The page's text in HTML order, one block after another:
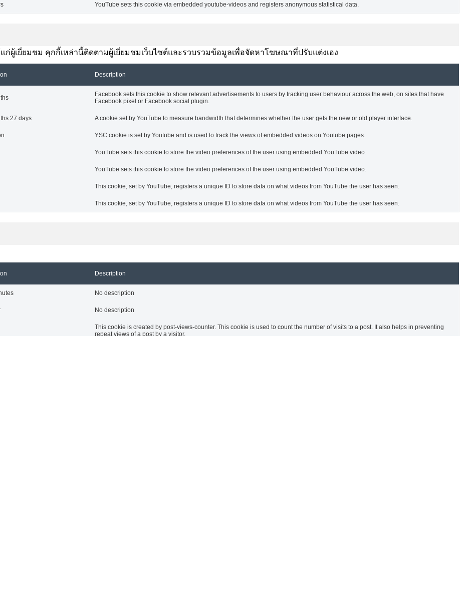
YouTube sets this cookie via embedded youtube-videos and registers anonymous statistical data.
ผู้เยี่ยมชม คุกกี้เหล่านี้ติดตามผู้เยี่ยมชมเว็บไซต์และรวบรวมข้อมูลเพื่อจัดหาโฆษณาที่ปรับแต่งเอง
Description
Facebook sets this cookie to show relevant advertisements to users by tracking user behaviour across the web, on sites that have
Facebook pixel or Facebook social plugin.
27 days A cookie set by YouTube to measure bandwidth that determines whether the user gets the new or old player interface.
YSC cookie is set by Youtube and is used to track the views of embedded videos on Youtube pages.
YouTube sets this cookie to store the video preferences of the user using embedded YouTube video.
YouTube sets this cookie to store the video preferences of the user using embedded YouTube video.
This cookie, set by YouTube, registers a unique ID to store data on what videos from YouTube the user has seen.
This cookie, set by YouTube, registers a unique ID to store data on what videos from YouTube the user has seen.
Description
No description
No description
This cookie is created by post-views-counter. This cookie is used to count the number of visits to a post. It also helps in preventing
repeat views of a post by a visitor.